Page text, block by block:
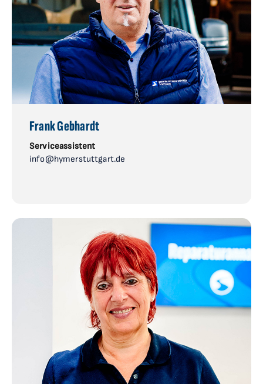
Frank Gebhardt
Serviceassistent
info@hymerstuttgart.de